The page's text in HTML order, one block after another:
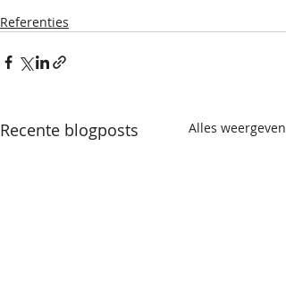
Referenties
Recente blogposts Alles weergeven